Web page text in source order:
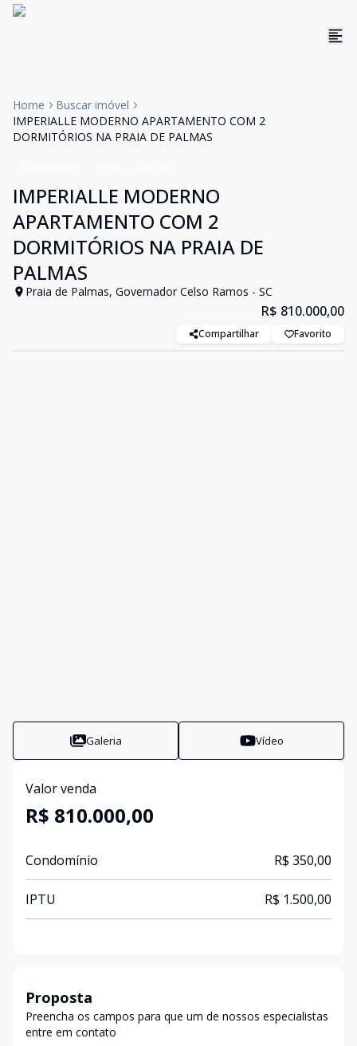
Home
Buscar imóvel
IMPERIALLE MODERNO APARTAMENTO COM 2
DORMITÓRIOS NA PRAIA DE PALMAS
IMPERIALLE MODERNO
APARTAMENTO COM 2
DORMITÓRIOS NA PRAIA DE
PALMAS
Praia de Palmas, Governador Celso Ramos - SC
R$ 810.000,00
Compartilhar Favorito
Galeria Vídeo
Valor venda
R$ 810.000,00
Condomínio R$ 350,00
IPTU R$ 1.500,00
Proposta
Preencha os campos para que um de nossos especialistas
entre em contato